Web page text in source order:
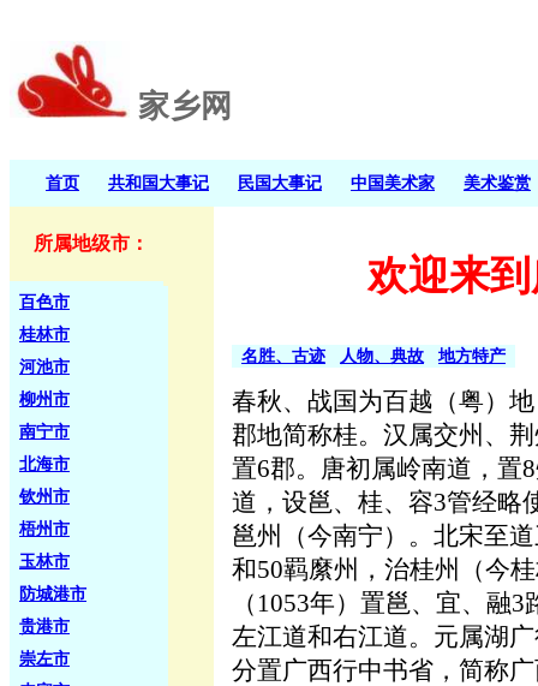
家乡网
首页 共和国大事记 民国大事记 中国美术家 美术鉴赏
所属地级市：
百色市
桂林市
河池市
柳州市
南宁市
北海市
钦州市
梧州市
玉林市
防城港市
贵港市
崇左市
欢迎来
名胜、古迹 人物、典故 地方特产
春秋、战国为百越（粤）
郡地简称桂。汉属交州、
置6郡。唐初属岭南道，置
道，设邕、桂、容3管经略
邕州（今南宁）。北宋至
和50羁縻州，治桂州（今
（1053年）置邕、宜、融
左江道和右江道。元属湖
分置广西行中书省，简称